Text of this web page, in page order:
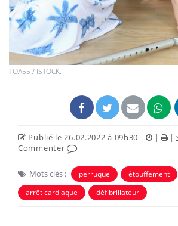
TOA55 / ISTOCK.
Publié le 26.02.2022 à 09h30 | | |
Commenter
Mots clés : perruque
étouffement
arrêt cardiaque
défibrillateur